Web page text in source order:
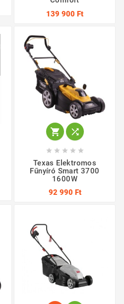
139 900 Ft
 
    
Texas Elektromos
Fűnyíró Smart 3700
1600W
92 990 Ft